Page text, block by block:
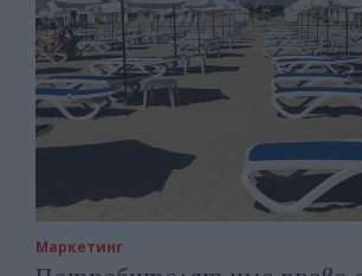
Маркетинг